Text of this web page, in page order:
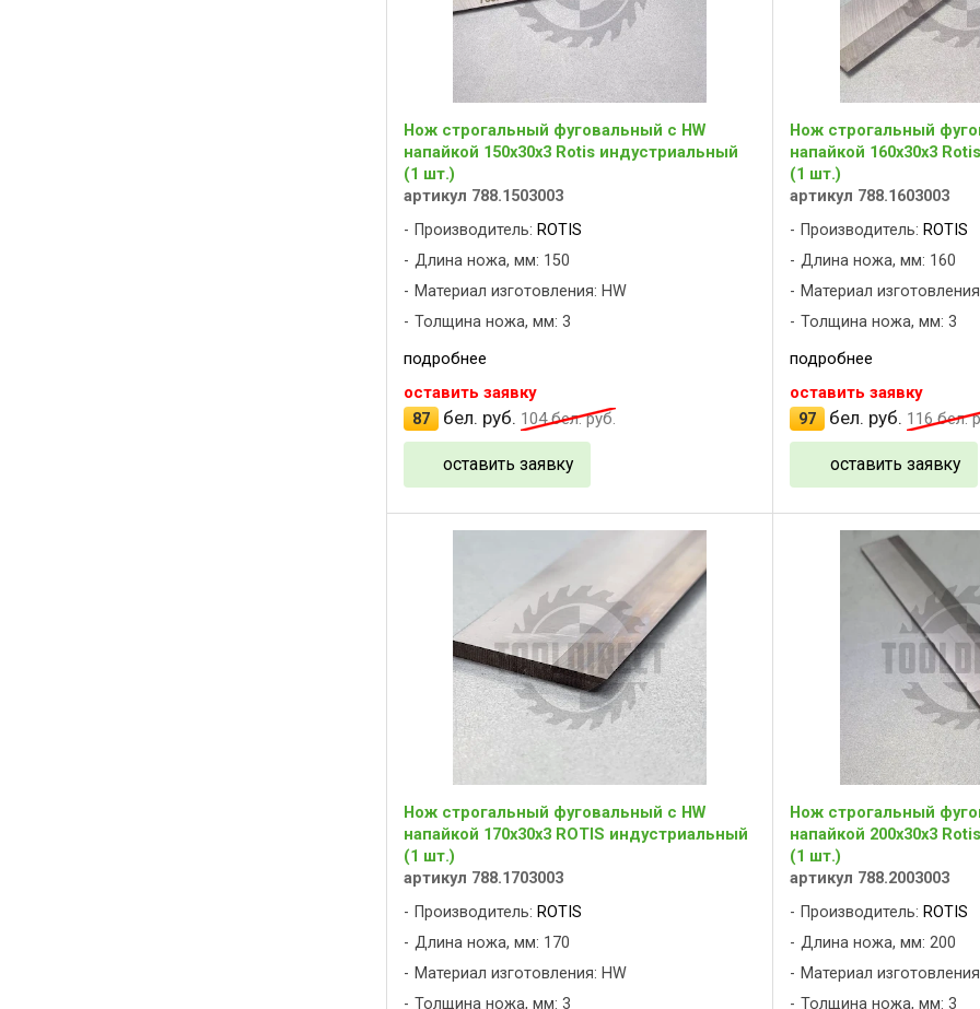
Нож строгальный фуговальный с HW
напайкой 150x30x3 Rotis индустриальный
(1 шт.)
артикул 788.1503003
Производитель: ROTIS
Длина ножа, мм: 150
Материал изготовления: HW
Толщина ножа, мм: 3
подробнее
оставить заявку
87 бел. руб. 104бел. руб.
оставить заявку
Нож строгальный
напайкой 160x30x3
(1 шт.)
артикул 788.1603003
Производитель: ROTIS
Длина ножа, мм: 160
Материал
Толщина ножа, мм: 3
подробнее
оставить заявку
97
бел. руб. 116бел.
оставить заявку
Нож строгальный фуговальный с HW
напайкой 170x30x3 ROTIS индустриальный
(1 шт.)
артикул 788.1703003
Производитель: ROTIS
Длина ножа, мм: 170
Материал изготовления: HW
Толщина ножа, мм: 3
Нож строгальный
напайкой 200x30x3
(1 шт.)
артикул 788.2003003
Производитель: ROTIS
Длина ножа, мм: 200
Материал
Толщина ножа, мм: 3